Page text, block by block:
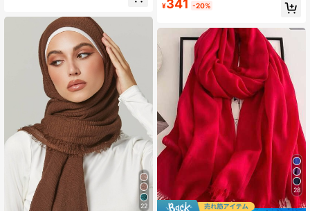
22
¥341 -20%
28